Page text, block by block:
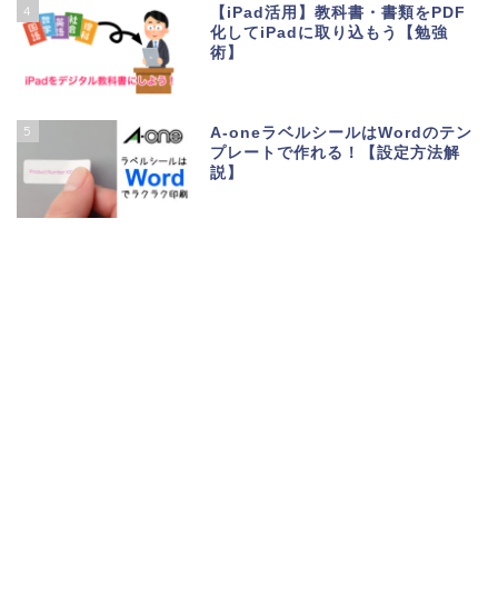
4
【iPad活用】教科書・書類をPDF
化してiPadに取り込もう【勉強
術】
5
A-oneラベルシールはWordのテン
プレートで作れる！【設定方法解
説】